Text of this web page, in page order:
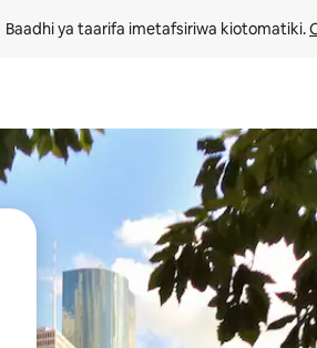
Baadhi ya taarifa imetafsiriwa kiotomatiki.